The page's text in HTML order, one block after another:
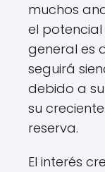
muchos
el potencial
general es
seguirá
debido a
su
reserva.
El interés